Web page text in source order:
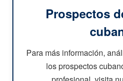
Prospectos
Para más información,
los prospectos